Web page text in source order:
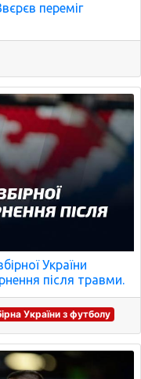
переміг
України
після травми.
України з футболу